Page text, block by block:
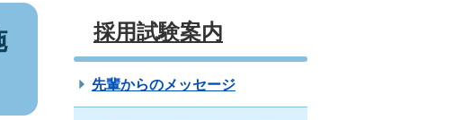
採用試験案内
先輩からのメッセージ